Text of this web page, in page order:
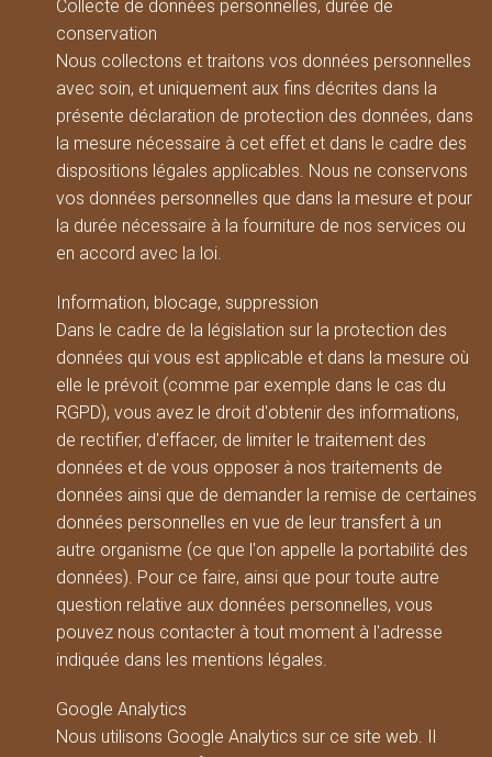
Collecte de données personnelles, durée de
conservation
Nous collectons et traitons vos données personnelles
avec soin, et uniquement aux fins décrites dans la
présente déclaration de protection des données, dans
la mesure nécessaire à cet effet et dans le cadre des
dispositions légales applicables. Nous ne conservons
vos données personnelles que dans la mesure et pour
la durée nécessaire à la fourniture de nos services ou
en accord avec la loi.
Information, blocage, suppression
Dans le cadre de la législation sur la protection des
données qui vous est applicable et dans la mesure où
elle le prévoit (comme par exemple dans le cas du
RGPD), vous avez le droit d'obtenir des informations,
de rectifier, d'effacer, de limiter le traitement des
données et de vous opposer à nos traitements de
données ainsi que de demander la remise de certaines
données personnelles en vue de leur transfert à un
autre organisme (ce que l'on appelle la portabilité des
données). Pour ce faire, ainsi que pour toute autre
question relative aux données personnelles, vous
pouvez nous contacter à tout moment à l'adresse
indiquée dans les mentions légales.
Google Analytics
Nous utilisons Google Analytics sur ce site web. Il